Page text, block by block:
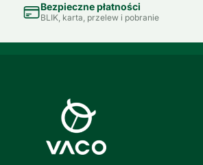
Bezpieczne płatności
BLIK, karta, przelew i pobranie